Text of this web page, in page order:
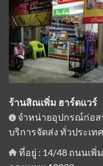
ร้านสิณเพิ่ม ฮาร์ดแวร์
จำหน่ายอุปกรณ์ก่อส
บริการจัดส่ง ทั่วประเทศ
ที่อยู่ : 14/48 ถนนเพิ่